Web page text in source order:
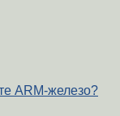
ARM-железо?